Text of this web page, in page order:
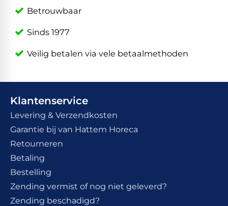
Betrouwbaar
Sinds 1977
Veilig betalen via vele betaalmethoden
Klantenservice
Levering & Verzendkosten
Garantie bij van Hattem Horeca
Retourneren
Betaling
Bestelling
Zending vermist of nog niet geleverd?
Zending beschadigd?